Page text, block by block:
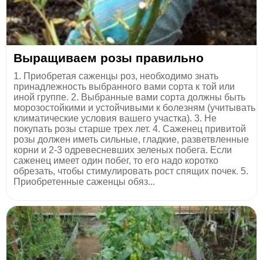
Выращиваем розы правильно
1. Приобретая саженцы роз, необходимо знать
принадлежность выбранного вами сорта к той или
иной группе. 2. Выбранные вами сорта должны быть
морозостойкими и устойчивыми к болезням (учитывать
климатические условия вашего участка). 3. Не
покупать розы старше трех лет. 4. Саженец привитой
розы должен иметь сильные, гладкие, разветвленные
корни и 2-3 одревесневших зеленых побега. Если
саженец имеет один побег, то его надо коротко
обрезать, чтобы стимулировать рост спящих почек. 5.
Приобретенные саженцы обяз...